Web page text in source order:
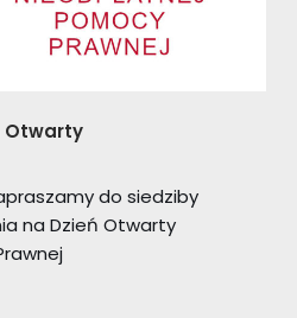
Otwarty
do siedziby
na Dzień Otwarty